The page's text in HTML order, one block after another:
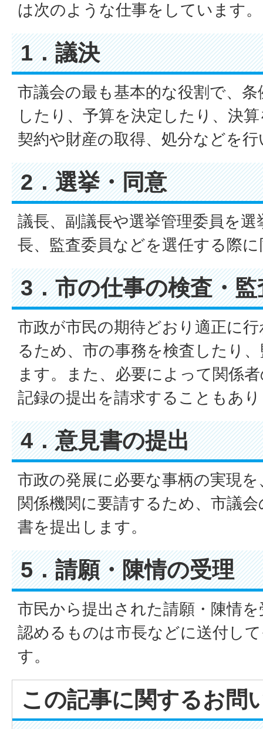
は次のような仕事をしています。
1．議決
市議会の最も基本的な役割で、
したり、予算を決定したり、決
契約や財産の取得、処分などを
2．選挙・同意
議長、副議長や選挙管理委員を
長、監査委員などを選任する際
3．市の仕事の検査・
市政が市民の期待どおり適正に
るため、市の事務を検査したり
ます。また、必要によって関係
記録の提出を請求することもあ
4．意見書の提出
市政の発展に必要な事柄の実現
関係機関に要請するため、市議
書を提出します。
5．請願・陳情の受理
市民から提出された請願・陳情
認めるものは市長などに送付し
す。
この記事に関するお問